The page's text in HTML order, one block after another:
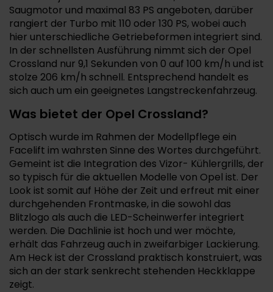
Saugmotor und maximal 83 PS angeboten, darüber
rangiert der Turbo mit 110 oder 130 PS, wobei auch
hier unterschiedliche Getriebeformen integriert sind.
In der schnellsten Ausführung nimmt sich der Opel
Crossland nur 9,1 Sekunden von 0 auf 100 km/h und ist
stolze 206 km/h schnell. Entsprechend handelt es
sich auch um ein geeignetes Langstreckenfahrzeug.
Was bietet der Opel Crossland?
Optisch wurde im Rahmen der Modellpflege ein
Facelift im wahrsten Sinne des Wortes durchgeführt.
Gemeint ist die Integration des Vizor- Kühlergrills, der
so typisch für die aktuellen Modelle von Opel ist. Der
Look ist somit auf Höhe der Zeit und erfreut mit einer
durchgehenden Frontmaske, in die sowohl das
Blitzlogo als auch die LED-Scheinwerfer integriert
werden. Die Dachlinie ist hoch und wer möchte,
erhält das Fahrzeug auch in zweifarbiger Lackierung.
Am Heck ist der Crossland praktisch konstruiert, was
sich an der stark senkrecht stehenden Heckklappe
zeigt.